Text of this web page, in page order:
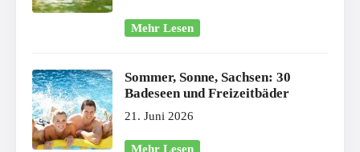
Mehr Lesen
Sommer, Sonne, Sachsen: 30
Badeseen und Freizeitbäder
21. Juni 2026
Mehr Lesen